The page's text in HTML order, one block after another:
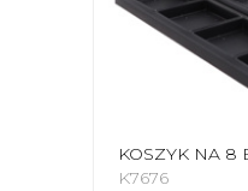
K7676